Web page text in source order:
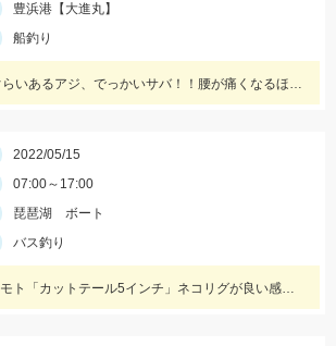
豊浜港【大進丸】
船釣り
エサは40㎝ぐらいあるアジ、でっかいサバ！！腰が痛くなるほどの強烈な引き、ロマンです。
2022/05/15
07:00～17:00
琵琶湖 ボート
バス釣り
ゲーリーヤマモト「カットテール5インチ」ネコリグが良い感じ♪♪